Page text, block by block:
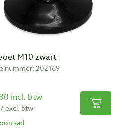
M10 zwart
202169
incl. btw
excl. btw